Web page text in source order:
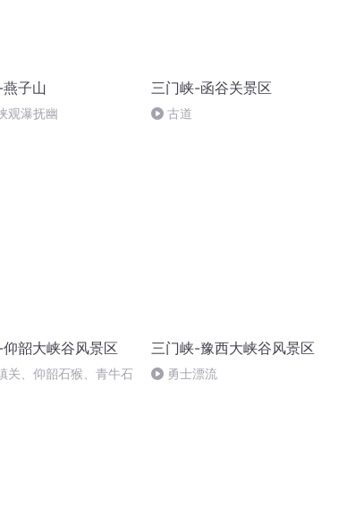
子山
观瀑抚幽
三门峡-函谷关景区
古道
韶大峡谷风景区
关、仰韶石猴、青牛石
三门峡-豫西大峡谷风景区
勇士漂流